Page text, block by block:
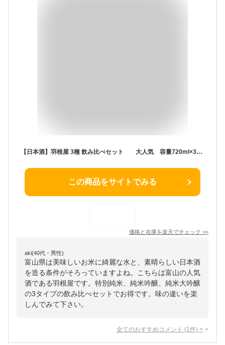
【日本酒】羽根屋 3種 飲み比べセット 大人気 容量720ml×3本 富山県 富美菊酒造【ギフト】【お年賀】【お歳暮】【お中元】【プレゼント】一番人気 特別純米 純米吟醸 純米大吟醸 【バレンタイン】【ホワイトデー】【母の日】【父の日】
この商品をサイトでみる
価格と在庫を楽天でチェック >>
aki(40代・男性)
富山県は美味しいお米に綺麗な水と、素晴らしい日本酒
を造る条件がそろっていますよね。こちらは富山の人気
酒である羽根屋です。特別純米、純米吟醸、純米大吟醸
の3タイプの飲み比べセットでお得です。味の違いを楽
しんでみて下さい。
全てのおすすめコメント (1 件) >